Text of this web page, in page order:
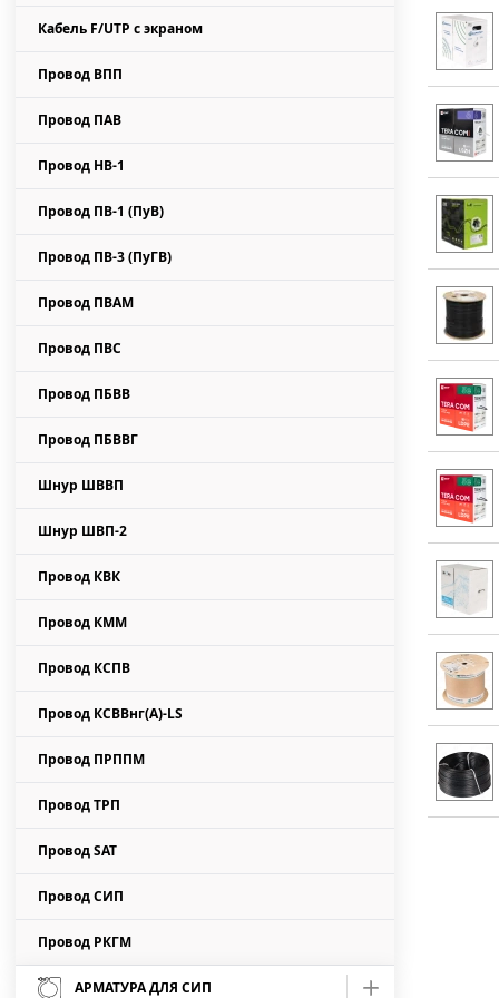
Бесконтактные термометры
Диски алмазные
Кабель F/UTP с экраном
Провод ВПП
Провод ПАВ
Провод НВ-1
Провод ПВ-1 (ПуВ)
Провод ПВ-3 (ПуГВ)
Провод ПВАМ
Провод ПВС
Провод ПБВВ
Провод ПБВВГ
Шнур ШВВП
Шнур ШВП-2
Провод КВК
Провод КММ
Провод КСПВ
Провод КСВВнг(А)-LS
Провод ПРППМ
Провод ТРП
Провод SAT
Провод СИП
Провод РКГМ
АРМАТУРА ДЛЯ СИП